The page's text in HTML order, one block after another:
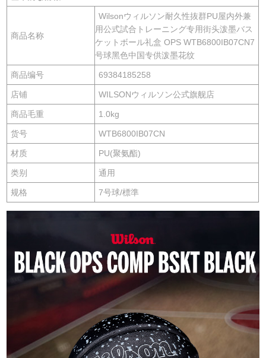
商品名称
Wilsonウィルソン耐久性抜群PU屋内外兼
用公式試合トレーニング专用街头泼墨バス
ケットボール礼盒 OPS WTB6800IB07CN7
号球黑色中国专供泼墨花纹
商品编号 69384185258
店铺 WILSONウィルソン公式旗舰店
商品毛重 1.0kg
货号 WTB6800IB07CN
材质 PU(聚氨酯)
类别 通用
规格 7号球/標準